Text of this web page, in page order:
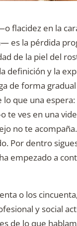
flacidez en la
es la pérdida
de la piel del
definición y la
de forma gradual
que una
te ves en una
no te
Por dentro
empezado a
o los
y social
de lo que